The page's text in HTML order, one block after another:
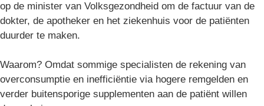
op de minister van Volksgezondheid om de factuur van de
dokter, de apotheker en het ziekenhuis voor de patiënten
duurder te maken.
Waarom? Omdat sommige specialisten de rekening van
overconsumptie en inefficiëntie via hogere remgelden en
verder buitensporige supplementen aan de patiënt willen